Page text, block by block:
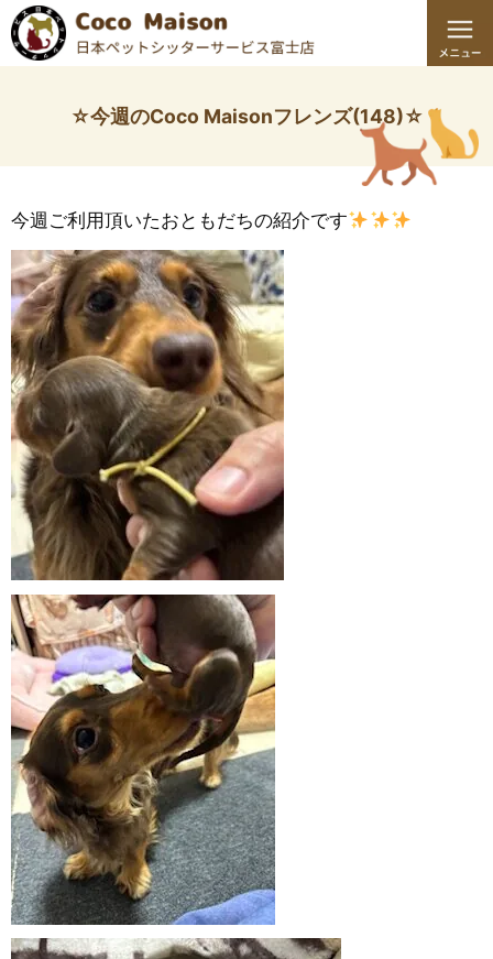
☆今週のCoco Maisonフレンズ(148)☆
今週ご利用頂いたおともだちの紹介です